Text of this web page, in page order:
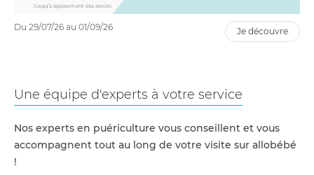
Du 29/07/26 au 01/09/26 je découvre
Une équipe d'experts à votre service
Nos experts en puériculture vous conseillent et vous
accompagnent tout au long de votre visite sur allobébé
!